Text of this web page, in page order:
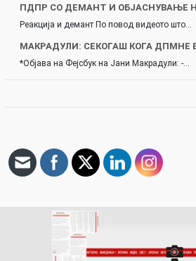
ПДПР СО ДЕМАНТ И ОБЈАСНУВАЊЕ
Реакција и демант По повод видеото што…
МАКРАДУЛИ: СЕКОГАШ КОГА ДПМНЕ
*Објава на Фејсбук на Јани Макрадули: -…